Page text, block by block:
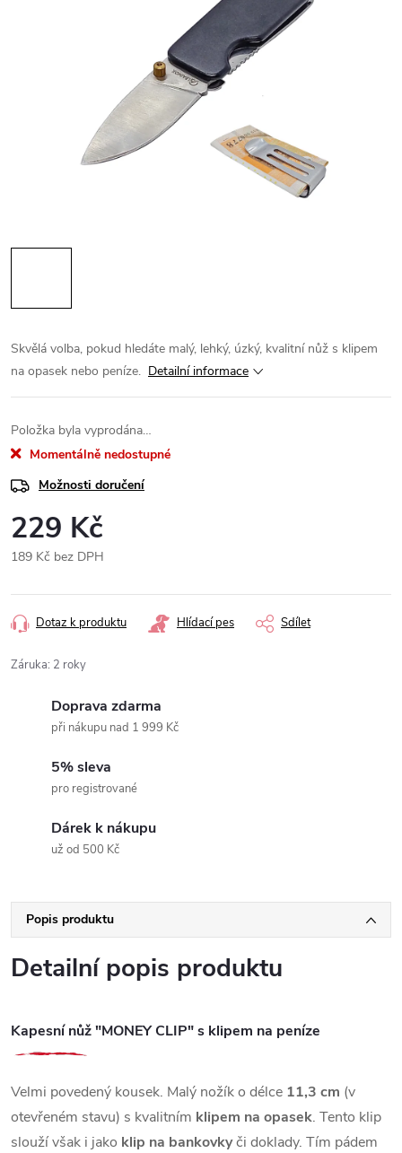
Skvělá volba, pokud hledáte malý, lehký, úzký, kvalitní nůž s klipem
na opasek nebo peníze. Detailní informace
Položka byla vyprodána…
Momentálně nedostupné
Možnosti doručení
229 Kč
189 Kč bez DPH
cena:
Dotaz k produktu Hlídací pes Sdílet
Záruka: 2 roky
Doprava zdarma
při nákupu nad 1 999 Kč
5% sleva
pro registrované
Dárek k nákupu
už od 500 Kč
Popis produktu
Detailní popis produktu
Kapesní nůž "MONEY CLIP" s klipem na peníze
Velmi povedený kousek. Malý nožík o délce 11,3 cm (v
otevřeném stavu) s kvalitním klipem na opasek. Tento klip
slouží však i jako klip na bankovkyči doklady. Tím pádem